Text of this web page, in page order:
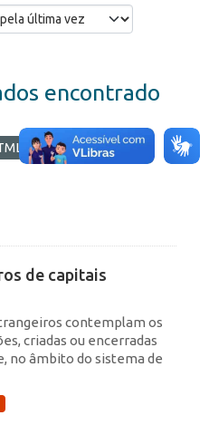
encontrado
Etiquetas:
de capitais
contemplam os
criadas ou encerradas
no âmbito do sistema de